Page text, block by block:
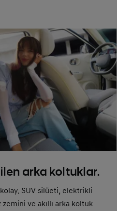
arka koltuklar.
SUV silüeti, elektrikli
ve akıllı arka koltuk